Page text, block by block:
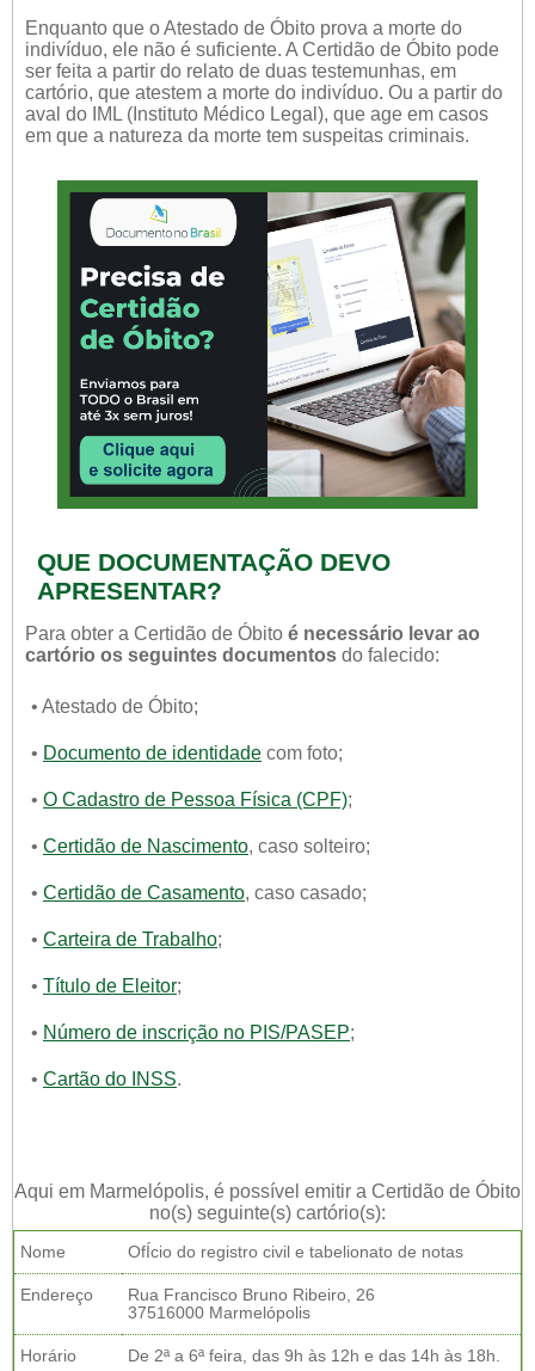
Enquanto que o Atestado de Óbito prova a morte do
indivíduo, ele não é suficiente. A Certidão de Óbito pode
ser feita a partir do relato de duas testemunhas, em
cartório, que atestem a morte do indivíduo. Ou a partir do
aval do IML (Instituto Médico Legal), que age em casos
em que a natureza da morte tem suspeitas criminais.
QUE DOCUMENTAÇÃO DEVO
APRESENTAR?
Para obter a Certidão de Óbito é necessário levar ao
cartório os seguintes documentos do falecido:
• Atestado de Óbito;
• Documento de identidade com foto;
• O Cadastro de Pessoa Física (CPF);
• Certidão de Nascimento, caso solteiro;
• Certidão de Casamento, caso casado;
• Carteira de Trabalho;
• Título de Eleitor;
• Número de inscrição no PIS/PASEP;
• Cartão do INSS.
Aqui em Marmelópolis, é possível emitir a Certidão de Óbito
no(s) seguinte(s) cartório(s):
Nome OfÍcio do registro civil e tabelionato de notas
Endereço
Rua Francisco Bruno Ribeiro, 26
37516000 Marmelópolis
Horário De 2ª a 6ª feira, das 9h às 12h e das 14h às 18h.